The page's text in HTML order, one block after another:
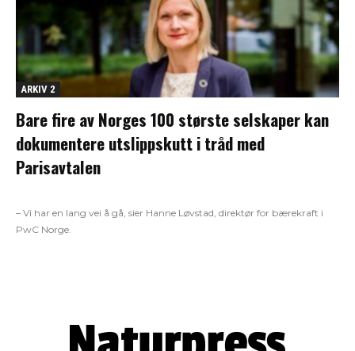
ARKIV 2
Bare fire av Norges 100 største selskaper kan
dokumentere utslippskutt i tråd med
Parisavtalen
– Vi har en lang vei å gå, sier Hanne Løvstad, direktør for bærekraft i
PwC Norge.